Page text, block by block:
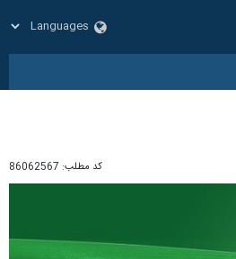
کد مطلب: 86062567